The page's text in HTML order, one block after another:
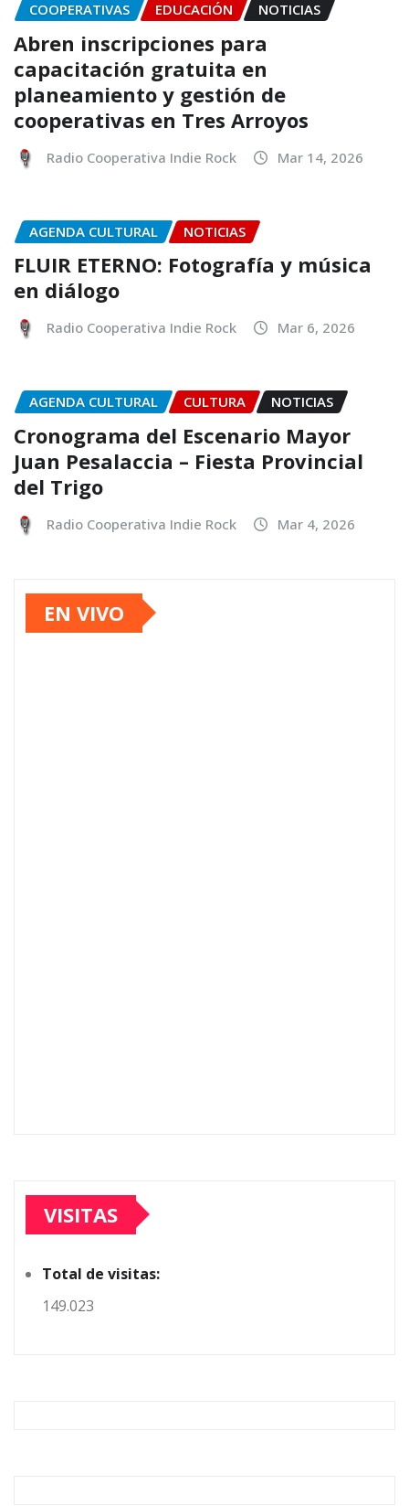
COOPERATIVAS EDUCACIÓN NOTICIAS
Abren inscripciones para
capacitación gratuita en
planeamiento y gestión de
cooperativas en Tres Arroyos
Radio Cooperativa Indie Rock Mar 14, 2026
AGENDA CULTURAL NOTICIAS
FLUIR ETERNO: Fotografía y música
en diálogo
Radio Cooperativa Indie Rock Mar 6, 2026
AGENDA CULTURAL CULTURA NOTICIAS
Cronograma del Escenario Mayor
Juan Pesalaccia – Fiesta Provincial
del Trigo
Radio Cooperativa Indie Rock Mar 4, 2026
EN VIVO
VISITAS
Total de visitas:
149.023